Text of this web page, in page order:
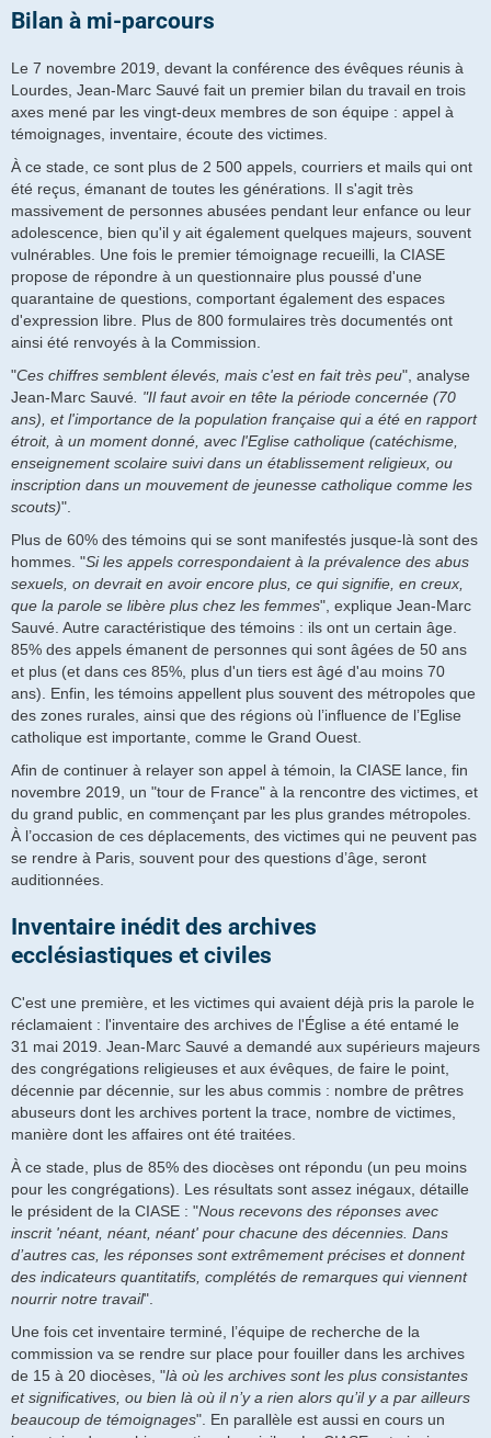
Bilan à mi-parcours
Le 7 novembre 2019, devant la conférence des évêques réunis à
Lourdes, Jean-Marc Sauvé fait un premier bilan du travail en trois
axes mené par les vingt-deux membres de son équipe : appel à
témoignages, inventaire, écoute des victimes.
À ce stade, ce sont plus de 2 500 appels, courriers et mails qui ont
été reçus, émanant de toutes les générations. Il s'agit très
massivement de personnes abusées pendant leur enfance ou leur
adolescence, bien qu'il y ait également quelques majeurs, souvent
vulnérables. Une fois le premier témoignage recueilli, la CIASE
propose de répondre à un questionnaire plus poussé d'une
quarantaine de questions, comportant également des espaces
d'expression libre. Plus de 800 formulaires très documentés ont
ainsi été renvoyés à la Commission.
"Ces chiffres semblent élevés, mais c'est en fait très peu", analyse
Jean-Marc Sauvé . "Il faut avoir en tête la période concernée (70
ans), et l'importance de la population française qui a été en rapport
étroit, à un moment donné, avec l'Eglise catholique (catéchisme,
enseignement scolaire suivi dans un établissement religieux, ou
inscription dans un mouvement de jeunesse catholique comme les
scouts)".
Plus de 60% des témoins qui se sont manifestés jusque-là sont des
hommes. "Si les appels correspondaient à la prévalence des abus
sexuels, on devrait en avoir encore plus, ce qui signifie, en creux,
que la parole se libère plus chez les femmes", explique Jean-Marc
Sauvé. Autre caractéristique des témoins : ils ont un certain âge.
85% des appels émanent de personnes qui sont âgées de 50 ans
et plus (et dans ces 85%, plus d'un tiers est âgé d'au moins 70
ans). Enfin, les témoins appellent plus souvent des métropoles que
des zones rurales, ainsi que des régions où l’influence de l’Eglise
catholique est importante, comme le Grand Ouest.
Afin de continuer à relayer son appel à témoin, la CIASE lance, fin
novembre 2019, un "tour de France" à la rencontre des victimes, et
du grand public, en commençant par les plus grandes métropoles.
À l’occasion de ces déplacements, des victimes qui ne peuvent pas
se rendre à Paris, souvent pour des questions d’âge, seront
auditionnées.
Inventaire inédit des archives
ecclésiastiques et civiles
C'est une première, et les victimes qui avaient déjà pris la parole le
réclamaient : l'inventaire des archives de l'Église a été entamé le
31 mai 2019. Jean-Marc Sauvé a demandé aux supérieurs majeurs
des congrégations religieuses et aux évêques, de faire le point,
décennie par décennie, sur les abus commis : nombre de prêtres
abuseurs dont les archives portent la trace, nombre de victimes,
manière dont les affaires ont été traitées.
À ce stade, plus de 85% des diocèses ont répondu (un peu moins
pour les congrégations). Les résultats sont assez inégaux, détaille
le président de la CIASE : "Nous recevons des réponses avec
inscrit 'néant, néant, néant' pour chacune des décennies. Dans
d’autres cas, les réponses sont extrêmement précises et donnent
des indicateurs quantitatifs, complétés de remarques qui viennent
nourrir notre travail".
Une fois cet inventaire terminé, l’équipe de recherche de la
commission va se rendre sur place pour fouiller dans les archives
de 15 à 20 diocèses, "là où les archives sont les plus consistantes
et significatives, ou bien là où il n’y a rien alors qu’il y a par ailleurs
beaucoup de témoignages". En parallèle est aussi en cours un